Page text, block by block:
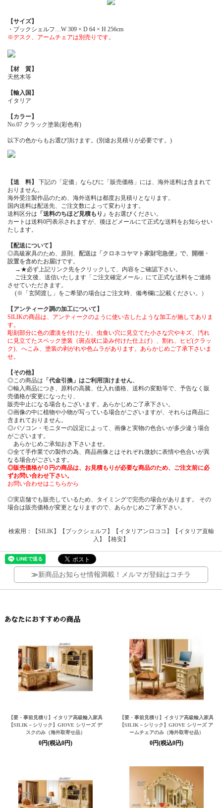
【サイズ】
・ブックシェルフ…W 309 × D 64 × H 256cm
※デスク、アームチェアは別売りです。
【材 質】
天然木等
【輸入国】
イタリア
【カラー】
No.07 クラック塗装(彩色有)
以下の色からもお選び頂けます。(別途お見積りが必要です。)
【送 料】
下記の「定価」ならびに「販売価格」には、海外送料は含まれて
おりません。
海外受注製作品のため、海外送料は都度お見積りとなります。
国内送料は配送先、ご注文数によって変わります。
送料区分は 「送料のちほど見積もり」 をお選びください。
カートは送料0円表示されますが、後ほどメールにて正式な送料をお知らせい
たします。
【配送について】
◎高級家具のため、原則、 配送は「クロネコヤマト家財宅急便」で、開梱・
設置を含めたお届けです。
→★必ず上記リンク先をクリックして、内容をご確認下さい。
ご注文後、送信いたします「ご注文確定メール」にて正式な送料をご連絡
させていただきます。
(※「玄関渡し」をご希望の場合はご注文時、備考欄に記載ください。）
【アンティーク調の加工について】
SILIKの商品は、アンティークのように使い古したような加工が施してありま
す。
彫刻部分に色の濃淡を付けたり、虫食い穴に見立てた小さな穴やキズ、汚れ
に見立てたスペック塗装（斑点状に染み付けた仕上げ）、割れ、ヒビ(クラッ
ク)、へこみ、塗装の剥がれや色ムラがあります。あらかじめご了承下さいま
せ。
【その他】
◎この商品は 「代金引換」はご利用頂けません。
◎輸入商品につき、原料の高騰、仕入れ価格、送料の変動等で、予告なく販
売価格が変更になったり、
販売中止になる場合もございます。あらかじめご了承下さい。
◎画像の中に植物や小物が写っている場合がございますが、それらは商品に
含まれておりません。
◎パソコン・モニターの設定によって、画像と実物の色合いが多少違う場合
がございます。
あらかじめご承知おき下さいませ。
◎全て手作業での製作の為、商品画像とはそれぞれ微妙に表情や色合いが異
なる場合がございます。
◎販売価格が０円の商品は、お見積もりが必要な商品のため、ご注文前に必
ずお問い合わせ下さい。
お問い合わせはこちらから
◎実店舗でも販売しているため、タイミングで完売の場合があります。 その
場合は販売価格が変更となりますので、あらかじめご了承下さい。
検索用：【SILIK】【ブックシェルフ】【イタリアンロココ】【イタリア直輸
入】【格安】
≫新商品お知らせ情報満載！メルマガ登録はコチラ
あなたにおすすめの商品
【要・事前見積り】イタリア高級輸入家具
【SILIK－シリック】GIOVE シリーズ デ
スクのみ（海外取寄せ品）
0円(税込0円)
【要・事前見積り】イタリア高級輸入家具
【SILIK－シリック】GIOVE シリーズ ア
ームチェアのみ（海外取寄せ品）
0円(税込0円)